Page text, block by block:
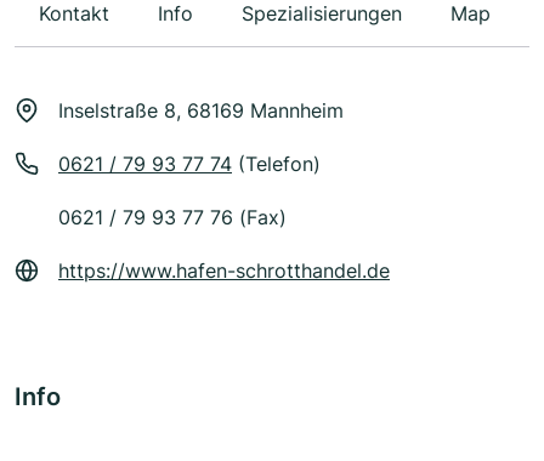
Kontakt Info Spezialisierungen Map
Inselstraße 8, 68169 Mannheim
0621 / 79 93 77 74 (Telefon)
0621 / 79 93 77 76 (Fax)
https://www.hafen-schrotthandel.de
Info